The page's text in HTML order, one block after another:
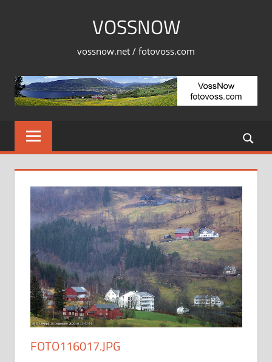
VOSSNOW
vossnow.net / fotovoss.com
FOTO116017.JPG